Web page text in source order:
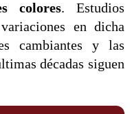
colores. Estudios
en dicha
cambiantes y las
décadas siguen